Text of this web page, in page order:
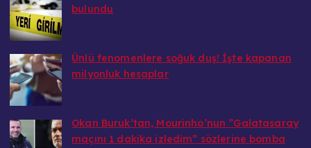
bulundu
Ünlü fenomenlere soğuk duş! İşte kapanan
milyonluk hesaplar
Okan Buruk’tan, Mourinho’nun ”Galatasaray
maçını 1 dakika izledim” sözlerine bomba